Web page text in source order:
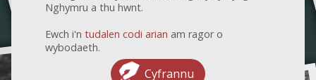
Nghymru a thu hwnt.
Ewch i'n tudalen codi arian am ragor o
wybodaeth.
Cyfrannu